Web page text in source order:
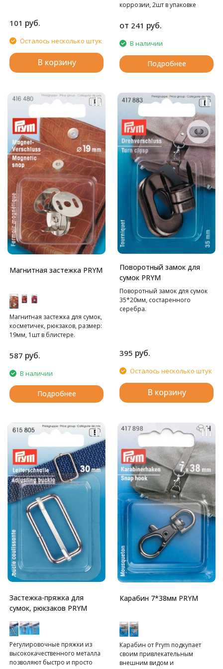
101 руб.
Осталось несколько штук
В корзину
коррозии, 2шт в упаковке
от 241 руб.
В наличии
Подробнее
Магнитная застежка PRYM
Магнитная застежка для сумок,
косметичек, рюкзаков, размер:
19мм, 1шт в блистере.
587 руб.
В наличии
Подробнее
Поворотный замок для
сумок PRYM
Поворотный замок для сумок
35*20мм, состаренного
серебра.
395 руб.
Осталось несколько штук
В корзину
Застежка-пряжка для
сумок, рюкзаков PRYM
Регулировочные пряжки из
высококачественного металла
позволяют быстро и просто
Карабин 7*38мм PRYM
Карабин от Prym подкупает
своим привлекательным
внешним видом и